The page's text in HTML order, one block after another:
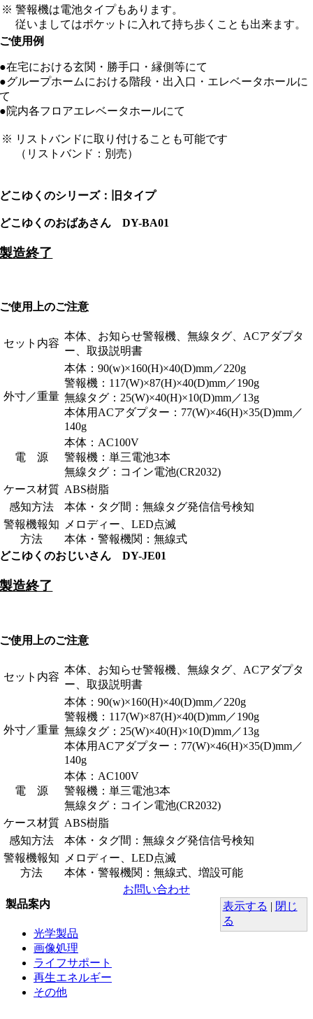
※ 警報機は電池タイプもあります。
従いましてはポケットに入れて持ち歩くことも出来ます。
ご使用例
●在宅における玄関・勝手口・縁側等にて
●グループホームにおける階段・出入口・エレベータホールに
て
●院内各フロアエレベータホールにて
※ リストバンドに取り付けることも可能です
（リストバンド：別売）
どこゆくのシリーズ：旧タイプ
どこゆくのおばあさん DY-BA01
製造終了
ご使用上のご注意
セット内容
本体、お知らせ警報機、無線タグ、ACアダプタ
ー、取扱説明書
外寸／重量
本体：90(w)×160(H)×40(D)mm／220g
警報機：117(W)×87(H)×40(D)mm／190g
無線タグ：25(W)×40(H)×10(D)mm／13g
本体用ACアダプター：77(W)×46(H)×35(D)mm／
140g
電 源
本体：AC100V
警報機：単三電池3本
無線タグ：コイン電池(CR2032)
ケース材質 ABS樹脂
感知方法
本体・タグ間：無線タグ発信信号検知
警報機報知
方法
メロディー、LED点滅
本体・警報機関：無線式
どこゆくのおじいさん DY-JE01
製造終了
ご使用上のご注意
セット内容
本体、お知らせ警報機、無線タグ、ACアダプタ
ー、取扱説明書
外寸／重量
本体：90(w)×160(H)×40(D)mm／220g
警報機：117(W)×87(H)×40(D)mm／190g
無線タグ：25(W)×40(H)×10(D)mm／13g
本体用ACアダプター：77(W)×46(H)×35(D)mm／
140g
電 源
本体：AC100V
警報機：単三電池3本
無線タグ：コイン電池(CR2032)
ケース材質 ABS樹脂
感知方法
本体・タグ間：無線タグ発信信号検知
警報機報知
方法
メロディー、LED点滅
本体・警報機関：無線式、増設可能
お問い合わせ
表示する | 閉じ
る
製品案内
光学製品
画像処理
ライフサポート
再生エネルギー
その他